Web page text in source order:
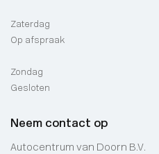
Zaterdag
Op afspraak
Zondag
Gesloten
Neem contact op
Autocentrum van Doorn B.V.